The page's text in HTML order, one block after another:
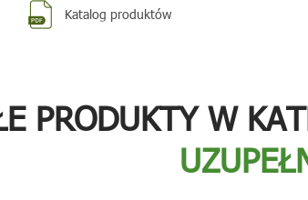
Katalog produktów
PRODUKTY W